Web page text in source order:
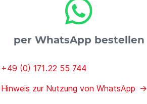
per WhatsApp bestellen
+49 (0) 171 . 22 55 744
Hinweis zur Nutzung von WhatsApp →